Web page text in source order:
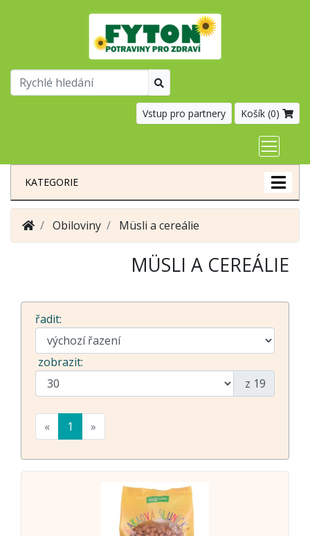
Vstup pro partnery Košík (0)
KATEGORIE
Obiloviny Müsli a cereálie
MÜSLI A CEREÁLIE
řadit:
zobrazit:
z 19
« 1 »